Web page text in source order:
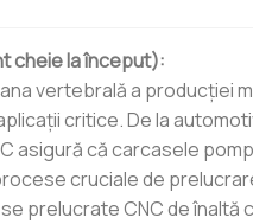
cheie la început):
vertebrală a producției
critice. De la
asigură că carcasele
cruciale de
prelucrate CNC de